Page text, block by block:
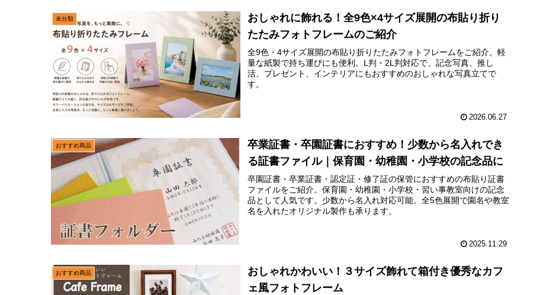
未分類
おしゃれに飾れる！全9色×4サイズ展開の布貼り折り
たたみフォトフレームのご紹介
全9色・4サイズ展開の布貼り折りたたみフォトフレームをご紹介。軽
量な紙製で持ち運びにも便利。L判・2L判対応で、記念写真、推し
活、プレゼント、インテリアにもおすすめのおしゃれな写真立てで
す。
2026.06.27
おすすめ商品
卒業証書・卒園証書におすすめ！少数から名入れでき
る証書ファイル｜保育園・幼稚園・小学校の記念品に
卒園証書・卒業証書・認定証・修了証の保管におすすめの布貼り証書
ファイルをご紹介。保育園・幼稚園・小学校・習い事教室向けの記念
品として人気です。少数から名入れ対応可能。全5色展開で園名や教室
名を入れたオリジナル製作も承ります。
2025.11.29
おすすめ商品
おしゃれかわいい！３サイズ飾れて箱付き優秀なカフ
ェ風フォトフレーム